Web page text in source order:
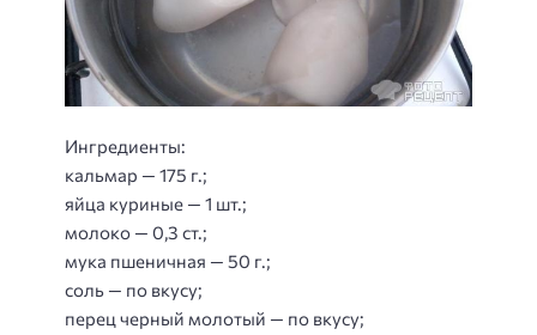
Ингредиенты:
кальмар — 175 г.;
яйца куриные — 1 шт.;
молоко — 0,3 ст.;
мука пшеничная — 50 г.;
соль — по вкусу;
перец черный молотый — по вкусу;